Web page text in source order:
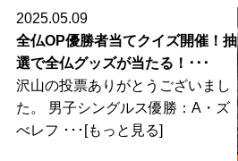
2025.05.09
全仏OP優勝者当てクイズ開催！抽
選で全仏グッズが当たる！･･･
沢山の投票ありがとうございまし
た。 男子シングルス優勝：A・ズ
べレフ ･･･[もっと見る]